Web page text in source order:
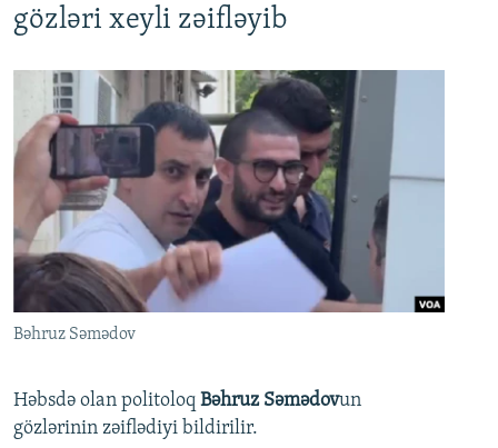
gözləri xeyli zəifləyib
Bəhruz Səmədov
Həbsdə olan politoloq Bəhruz Səmədovun
gözlərinin zəiflədiyi bildirilir.